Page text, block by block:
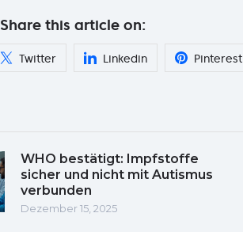
Share this article on:
Twitter Linkedin Pinterest
WHO bestätigt: Impfstoffe
sicher und nicht mit Autismus
verbunden
Dezember 15, 2025